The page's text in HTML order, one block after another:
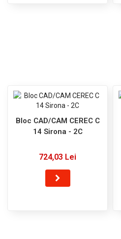
Bloc CAD/CAM CEREC C
14 Sirona - 2C
724,03 Lei